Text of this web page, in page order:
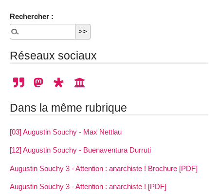
Rechercher :
Réseaux sociaux
Dans la même rubrique
[03] Augustin Souchy - Max Nettlau
[12] Augustin Souchy - Buenaventura Durruti
Augustin Souchy 3 - Attention : anarchiste ! Brochure [PDF]
Augustin Souchy 3 - Attention : anarchiste ! [PDF]